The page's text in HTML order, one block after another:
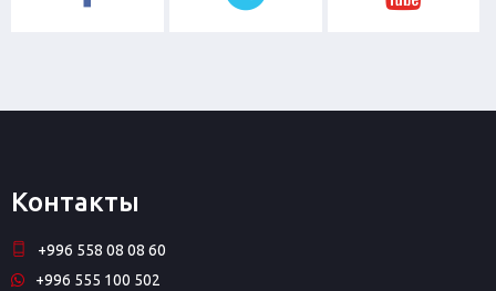
Контакты
+996 558 08 08 60
+996 555 100 502